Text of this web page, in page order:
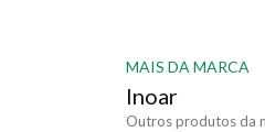
MAIS DA MARCA
Inoar
Outros produtos da